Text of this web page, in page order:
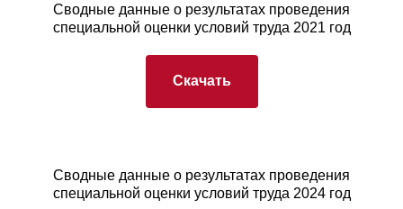
Сводные данные о результатах проведения
специальной оценки условий труда 2021 год
Скачать
Сводные данные о результатах проведения
специальной оценки условий труда 2024 год